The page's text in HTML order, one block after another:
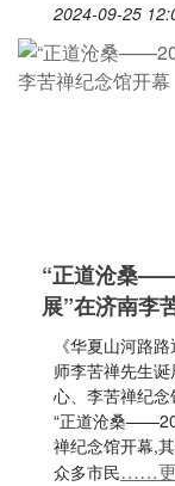
2024-09-25
“正道沧桑
展”在济南李
《华夏山河路
师李苦禅先生
心、李苦禅纪
“正道沧桑
禅纪念馆开幕,
众多市民……